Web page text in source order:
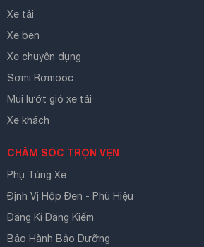
Xe tải
Xe ben
Xe chuyên dụng
Sơmi Rơmooc
Mui lướt gió xe tải
Xe khách
CHĂM SÓC TRỌN VẸN
Phụ Tùng Xe
Định Vị Hộp Đen - Phù Hiệu
Đăng Kí Đăng Kiểm
Bảo Hành Bảo Dưỡng